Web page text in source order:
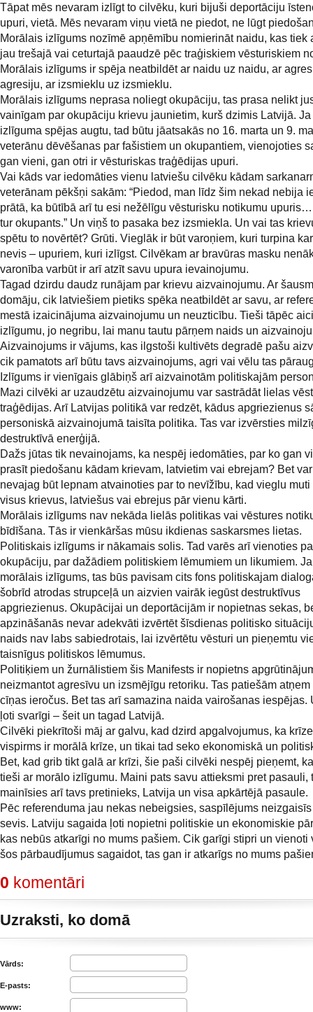
Tāpat mēs nevaram izlīgt to cilvēku, kuri bijuši deportāciju
upuri, vietā. Mēs nevaram viņu vietā ne piedot, ne lūgt
Morālais izlīgums nozīmē apņēmību nomierināt naidu, kas tiek
jau trešajā vai ceturtajā paaudzē pēc traģiskiem vēsturiskiem
Morālais izlīgums ir spēja neatbildēt ar naidu uz naidu, ar
agresiju, ar izsmieklu uz izsmieklu.
Morālais izlīgums neprasa noliegt okupāciju, tas prasa nelikt
vainīgam par okupāciju krievu jaunietim, kurš dzimis Latvijā.
izlīguma spējas augtu, tad būtu jāatsakās no 16. marta un 9.
veterānu dēvēšanas par fašistiem un okupantiem, vienojoties
gan vieni, gan otri ir vēsturiskas traģēdijas upuri.
Vai kāds var iedomāties vienu latviešu cilvēku kādam
veterānam pēkšņi sakām: “Piedod, man līdz šim nekad nebija
prātā, ka būtībā arī tu esi nežēlīgu vēsturisku notikumu
tur okupants.” Un viņš to pasaka bez izsmiekla. Un vai tas
spētu to novērtēt? Grūti. Vieglāk ir būt varoņiem, kuri turpina
nevis – upuriem, kuri izlīgst. Cilvēkam ar bravūras masku
varonība varbūt ir arī atzīt savu upura ievainojumu.
Tagad dzirdu daudz runājam par krievu aizvainojumu. Ar
domāju, cik latviešiem pietiks spēka neatbildēt ar savu, ar
mestā izaicinājuma aizvainojumu un neuzticību. Tieši tāpēc
izlīgumu, jo negribu, lai manu tautu pārņem naids un
Aizvainojums ir vājums, kas ilgstoši kultivēts degradē pašu
cik pamatots arī būtu tavs aizvainojums, agri vai vēlu tas
Izlīgums ir vienīgais glābiņš arī aizvainotām politiskajām
Mazi cilvēki ar uzaudzētu aizvainojumu var sastrādāt lielas
traģēdijas. Arī Latvijas politikā var redzēt, kādus apgriezienus
personiskā aizvainojumā taisīta politika. Tas var izvērsties
destruktīvā enerģijā.
Dažs jūtas tik nevainojams, ka nespēj iedomāties, par ko gan
prasīt piedošanu kādam krievam, latvietim vai ebrejam? Bet
nevajag būt lepnam atvainoties par to nevīžību, kad vieglu
visus krievus, latviešus vai ebrejus pār vienu kārti.
Morālais izlīgums nav nekāda lielās politikas vai vēstures
bīdīšana. Tās ir vienkāršas mūsu ikdienas saskarsmes lietas.
Politiskais izlīgums ir nākamais solis. Tad varēs arī vienoties
okupāciju, par dažādiem politiskiem lēmumiem un likumiem.
morālais izlīgums, tas būs pavisam cits fons politiskajam
šobrīd atrodas strupceļā un aizvien vairāk iegūst destruktīvus
apgriezienus. Okupācijai un deportācijām ir nopietnas sekas,
apzināšanās nevar adekvāti izvērtēt šīsdienas politisko
naids nav labs sabiedrotais, lai izvērtētu vēsturi un pieņemtu
taisnīgus politiskos lēmumus.
Politiķiem un žurnālistiem šis Manifests ir nopietns
neizmantot agresīvu un izsmējīgu retoriku. Tas patiešām
cīņas ieročus. Bet tas arī samazina naida vairošanas iespējas.
ļoti svarīgi – šeit un tagad Latvijā.
Cilvēki piekrītoši māj ar galvu, kad dzird apgalvojumus, ka
vispirms ir morālā krīze, un tikai tad seko ekonomiskā un
Bet, kad grib tikt galā ar krīzi, šie paši cilvēki nespēj pieņemt,
tieši ar morālo izlīgumu. Maini pats savu attieksmi pret pasauli,
mainīsies arī tavs pretinieks, Latvija un visa apkārtējā pasaule.
Pēc referenduma jau nekas nebeigsies, saspīlējums
sevis. Latviju sagaida ļoti nopietni politiskie un ekonomiskie
kas nebūs atkarīgi no mums pašiem. Cik garīgi stipri un vienoti
šos pārbaudījumus sagaidot, tas gan ir atkarīgs no mums
0 komentāri
Uzraksti, ko domā
Vārds:
E-pasts:
www: